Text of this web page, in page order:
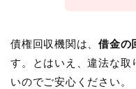
債権回収機関は、借金の
す。とはいえ、違法な取
いのでご安心ください。